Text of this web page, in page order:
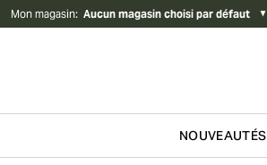
Mon magasin: Aucun magasin choisi par défaut ▼
NOUVEAUTÉS